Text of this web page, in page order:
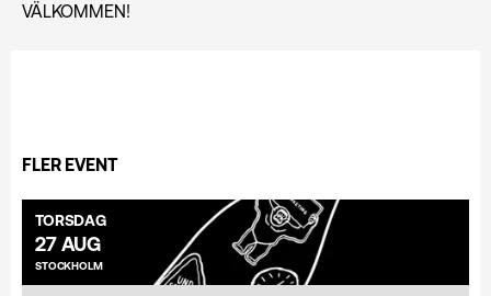
VÄLKOMMEN!
FLER EVENT
TORSDAG
27 AUG
STOCKHOLM